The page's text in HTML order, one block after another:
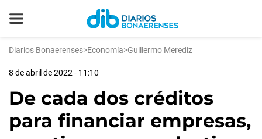
Diarios Bonaerenses>Economía>Guillermo Merediz
8 de abril de 2022 - 11:10
De cada dos créditos
para financiar empresas,